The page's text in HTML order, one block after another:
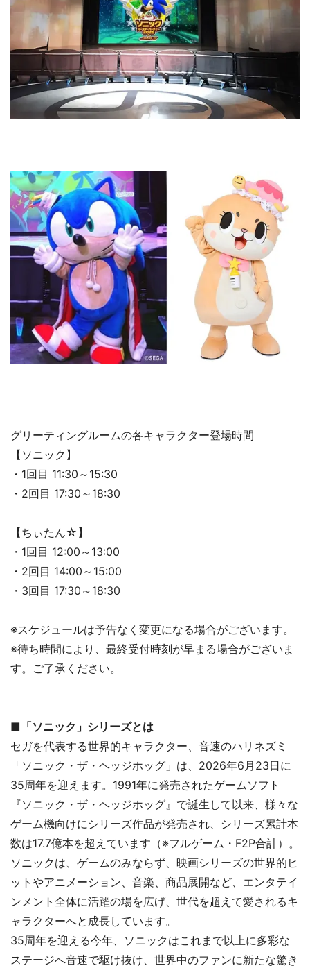
グリーティングルームの各キャラクター登場時間
【ソニック】
・1回目 11:30～15:30
・2回目 17:30～18:30
【ちぃたん☆】
・1回目 12:00～13:00
・2回目 14:00～15:00
・3回目 17:30～18:30
※スケジュールは予告なく変更になる場合がございます。
※待ち時間により、最終受付時刻が早まる場合がございま
す。ご了承ください。
■「ソニック」シリーズとは
セガを代表する世界的キャラクター、音速のハリネズミ
「ソニック・ザ・ヘッジホッグ」は、2026年6月23日に
35周年を迎えます。1991年に発売されたゲームソフト
『ソニック・ザ・ヘッジホッグ』で誕生して以来、様々な
ゲーム機向けにシリーズ作品が発売され、シリーズ累計本
数は17.7億本を超えています（※フルゲーム・F2P合計）。
ソニックは、ゲームのみならず、映画シリーズの世界的ヒ
ットやアニメーション、音楽、商品展開など、エンタテイ
ンメント全体に活躍の場を広げ、世代を超えて愛されるキ
ャラクターへと成長しています。
35周年を迎える今年、ソニックはこれまで以上に多彩な
ステージへ音速で駆け抜け、世界中のファンに新たな驚き